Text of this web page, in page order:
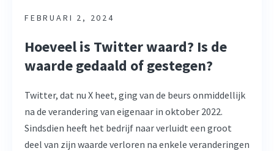
FEBRUARI 2, 2024
Hoeveel is Twitter waard? Is de
waarde gedaald of gestegen?
Twitter, dat nu X heet, ging van de beurs onmiddellijk
na de verandering van eigenaar in oktober 2022.
Sindsdien heeft het bedrijf naar verluidt een groot
deel van zijn waarde verloren na enkele veranderingen